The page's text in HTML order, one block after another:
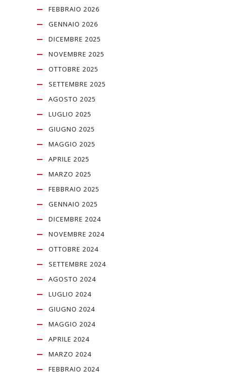
FEBBRAIO 2026
GENNAIO 2026
DICEMBRE 2025
NOVEMBRE 2025
OTTOBRE 2025
SETTEMBRE 2025
AGOSTO 2025
LUGLIO 2025
GIUGNO 2025
MAGGIO 2025
APRILE 2025
MARZO 2025
FEBBRAIO 2025
GENNAIO 2025
DICEMBRE 2024
NOVEMBRE 2024
OTTOBRE 2024
SETTEMBRE 2024
AGOSTO 2024
LUGLIO 2024
GIUGNO 2024
MAGGIO 2024
APRILE 2024
MARZO 2024
FEBBRAIO 2024